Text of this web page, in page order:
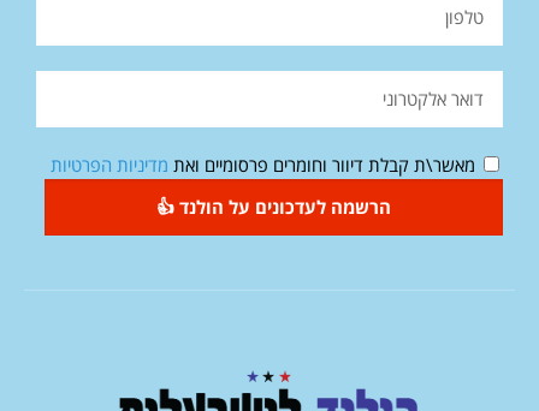
מאשר\ת קבלת דיוור וחומרים פרסומיים ואת מדיניות הפרטיות
הרשמה לעדכונים על הולנד 👍